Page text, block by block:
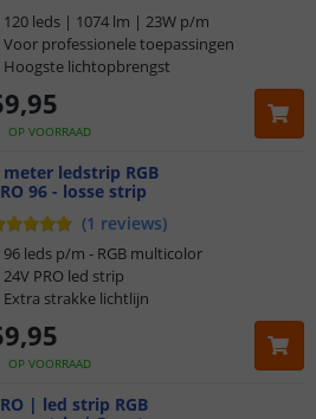
OP VOORRAAD
,95
120 leds | 1074 lm | 23W p/m
Voor professionele toepassingen
Hoogste lichtopbrengst
meter ledstrip RGB
96 - losse strip
(1 reviews)
OP VOORRAAD
,95
96 leds p/m - RGB multicolor
24V PRO led strip
Extra strakke lichtlijn
| led strip RGB